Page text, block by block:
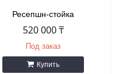
Ресепшн-стойка
520 000 ₸
Под заказ
Купить